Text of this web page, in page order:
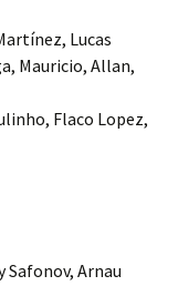
Lucas
Mauricio, Allan,
Flaco Lopez,
Arnau